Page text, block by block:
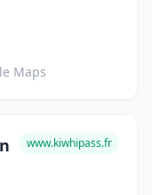
Maps
www.kiwhipass.fr